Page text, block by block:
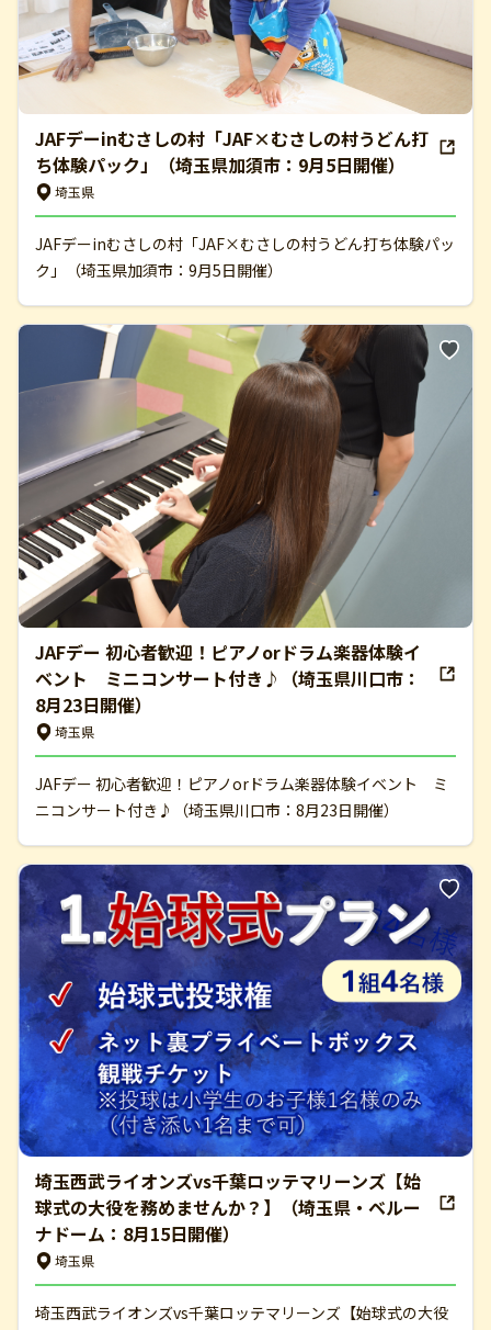
JAFデーinむさしの村「JAF×むさしの村うどん打
ち体験パック」（埼玉県加須市：9月5日開催）
埼玉県
JAFデーinむさしの村「JAF×むさしの村うどん打ち体験パッ
ク」（埼玉県加須市：9月5日開催）
JAFデー 初心者歓迎！ピアノorドラム楽器体験イ
ベント ミニコンサート付き♪（埼玉県川口市：
8月23日開催）
埼玉県
JAFデー 初心者歓迎！ピアノorドラム楽器体験イベント ミ
ニコンサート付き♪（埼玉県川口市：8月23日開催）
埼玉西武ライオンズvs千葉ロッテマリーンズ【始
球式の大役を務めませんか？】（埼玉県・ベルー
ナドーム：8月15日開催）
埼玉県
埼玉西武ライオンズvs千葉ロッテマリーンズ【始球式の大役